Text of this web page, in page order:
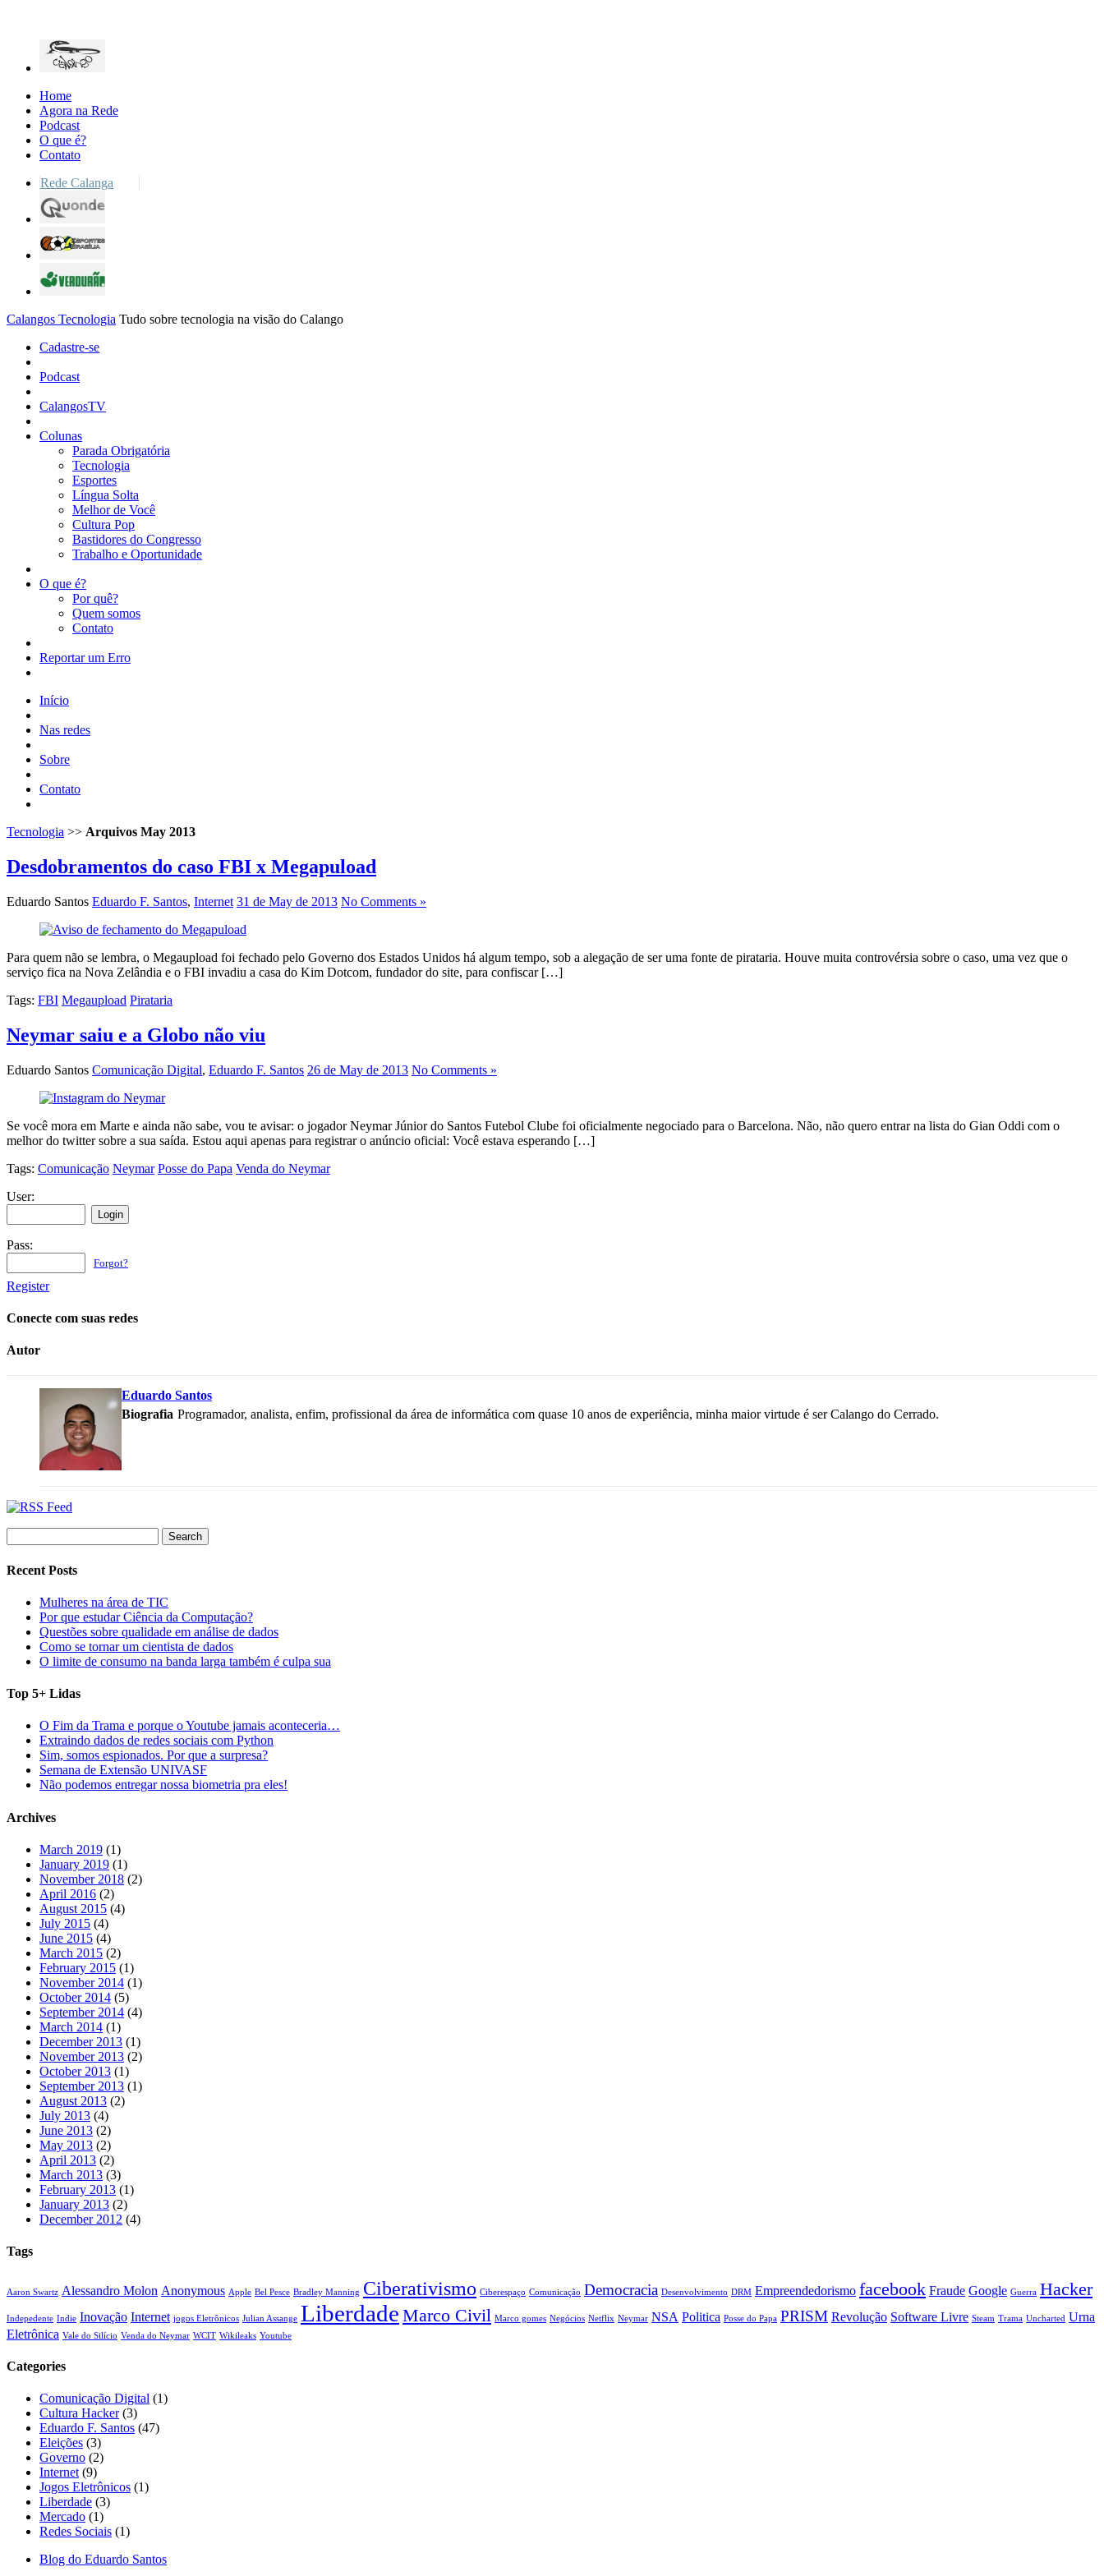
Home
Agora na Rede
Podcast
O que é?
Contato
Rede Calanga
Calangos Tecnologia Tudo sobre tecnologia na visão do Calango
Cadastre-se
Podcast
CalangosTV
Colunas
Parada Obrigatória
Tecnologia
Esportes
Língua Solta
Melhor de Você
Cultura Pop
Bastidores do Congresso
Trabalho e Oportunidade
O que é?
Por quê?
Quem somos
Contato
Reportar um Erro
Início
Nas redes
Sobre
Contato
Tecnologia >> Arquivos May 2013
Desdobramentos do caso FBI x Megapuload
Eduardo Santos Eduardo F. Santos, Internet 31 de May de 2013 No Comments »
Para quem não se lembra, o Megaupload foi fechado pelo Governo dos Estados Unidos há algum tempo, sob a alegação de ser uma fonte de pirataria. Houve muita controvérsia sobre o caso, uma vez que o
serviço fica na Nova Zelândia e o FBI invadiu a casa do Kim Dotcom, fundador do site, para confiscar […]
Tags: FBI Megaupload Pirataria
Neymar saiu e a Globo não viu
Eduardo Santos Comunicação Digital, Eduardo F. Santos 26 de May de 2013 No Comments »
Se você mora em Marte e ainda não sabe, vou te avisar: o jogador Neymar Júnior do Santos Futebol Clube foi oficialmente negociado para o Barcelona. Não, não quero entrar na lista do Gian Oddi com o
melhor do twitter sobre a sua saída. Estou aqui apenas para registrar o anúncio oficial: Você estava esperando […]
Tags: Comunicação Neymar Posse do Papa Venda do Neymar
User:
Pass:
Forgot?
Register
Conecte com suas redes
Autor
Eduardo Santos
Biografia Programador, analista, enfim, profissional da área de informática com quase 10 anos de experiência, minha maior virtude é ser Calango do Cerrado.
for:
Recent Posts
Mulheres na área de TIC
Por que estudar Ciência da Computação?
Questões sobre qualidade em análise de dados
Como se tornar um cientista de dados
O limite de consumo na banda larga também é culpa sua
Top 5+ Lidas
O Fim da Trama e porque o Youtube jamais aconteceria…
Extraindo dados de redes sociais com Python
Sim, somos espionados. Por que a surpresa?
Semana de Extensão UNIVASF
Não podemos entregar nossa biometria pra eles!
Archives
March 2019 (1)
January 2019 (1)
November 2018 (2)
April 2016 (2)
August 2015 (4)
July 2015 (4)
June 2015 (4)
March 2015 (2)
February 2015 (1)
November 2014 (1)
October 2014 (5)
September 2014 (4)
March 2014 (1)
December 2013 (1)
November 2013 (2)
October 2013 (1)
September 2013 (1)
August 2013 (2)
July 2013 (4)
June 2013 (2)
May 2013 (2)
April 2013 (2)
March 2013 (3)
February 2013 (1)
January 2013 (2)
December 2012 (4)
Tags
Aaron Swartz Alessandro Molon Anonymous Apple Bel Pesce Bradley Manning Ciberativismo Ciberespaço Comunicação Democracia Desenvolvimento DRM Empreendedorismo facebook Fraude Google Guerra Hacker
Indepedente Indie Inovação Internet jogos Eletrônicos Julian Assange Liberdade Marco Civil Marco gomes Negócios Netflix Neymar NSA Politica Posse do Papa PRISM Revolução Software Livre Steam Trama Uncharted Urna
Eletrônica Vale do Silício Venda do Neymar WCIT Wikileaks Youtube
Categories
Comunicação Digital (1)
Cultura Hacker(3)
Eduardo F. Santos (47)
Eleições (3)
Governo (2)
Internet (9)
Jogos Eletrônicos (1)
Liberdade (3)
Mercado (1)
Redes Sociais (1)
Blog do Eduardo Santos